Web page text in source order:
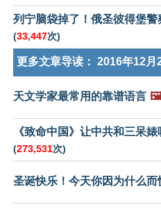
列宁脑袋掉了！俄圣彼得堡警
(33,447次)
更多文章导读： 2016年12月
天文学家最常用的靠谱语言 🖼️
《致命中国》让中共和三呆
(273,531次)
圣诞快乐！今天你因为什么而